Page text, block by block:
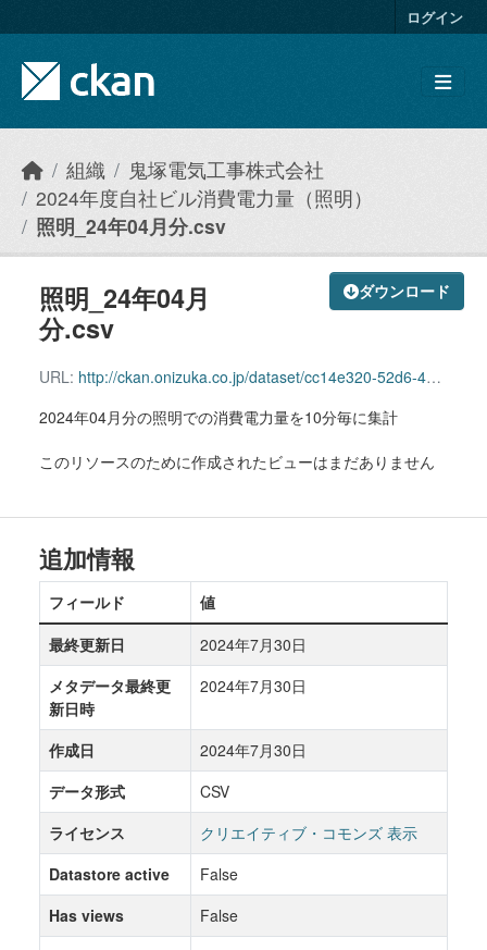
ログイン
組織
鬼塚電気工事株式会社
2024年度自社ビル消費電力量（照明）
照明_24年04月分.csv
ダウンロード
照明_24年04月
分.csv
URL: http://ckan.onizuka.co.jp/dataset/cc14e320-52d6-40a3-8c97-445545744e91/resource/f830bfad-95eb-41e2-a6b8-0b68b4458a28/download/illumination_2404.csv
2024年04月分の照明での消費電力量を10分毎に集計
このリソースのために作成されたビューはまだありません
追加情報
フィールド
値
最終更新日
2024年7月30日
メタデータ最終更
新日時
2024年7月30日
作成日
2024年7月30日
データ形式
CSV
ライセンス
クリエイティブ・コモンズ 表示
Datastore active
False
Has views
False